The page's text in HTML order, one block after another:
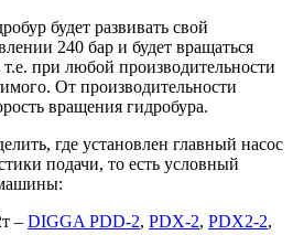
будет развивать свой
240 бар и будет вращаться
при любой производительности
От производительности
вращения гидробура.
где установлен главный насос
подачи, то есть условный
– DIGGA PDD-2, PDX-2, PDX2-2,